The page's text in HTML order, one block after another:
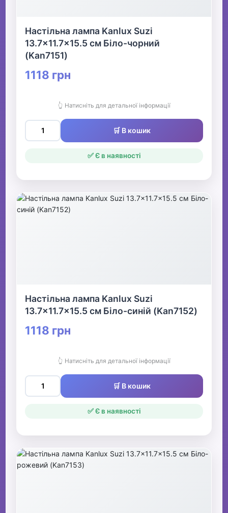
Настільна лампа Kanlux Suzi
13.7x11.7x15.5 см Біло-чорний
(Kan7151)
1118 грн
👆 Натисніть для детальної інформації
🛒 В кошик
✅ Є в наявності
Настільна лампа Kanlux Suzi
13.7x11.7x15.5 см Біло-синій (Kan7152)
1118 грн
👆 Натисніть для детальної інформації
🛒 В кошик
✅ Є в наявності